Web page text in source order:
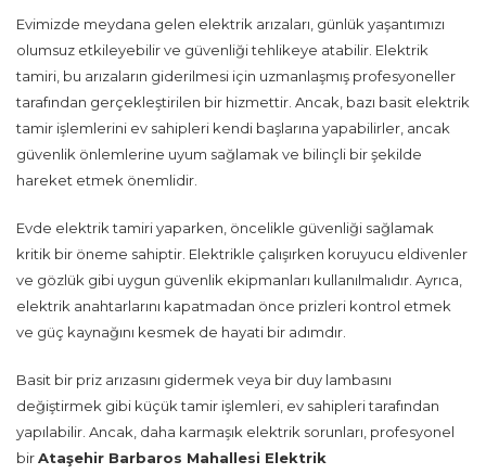
Evimizde meydana gelen elektrik arızaları, günlük yaşantımızı
olumsuz etkileyebilir ve güvenliği tehlikeye atabilir. Elektrik
tamiri, bu arızaların giderilmesi için uzmanlaşmış profesyoneller
tarafından gerçekleştirilen bir hizmettir. Ancak, bazı basit elektrik
tamir işlemlerini ev sahipleri kendi başlarına yapabilirler, ancak
güvenlik önlemlerine uyum sağlamak ve bilinçli bir şekilde
hareket etmek önemlidir.
Evde elektrik tamiri yaparken, öncelikle güvenliği sağlamak
kritik bir öneme sahiptir. Elektrikle çalışırken koruyucu eldivenler
ve gözlük gibi uygun güvenlik ekipmanları kullanılmalıdır. Ayrıca,
elektrik anahtarlarını kapatmadan önce prizleri kontrol etmek
ve güç kaynağını kesmek de hayati bir adımdır.
Basit bir priz arızasını gidermek veya bir duy lambasını
değiştirmek gibi küçük tamir işlemleri, ev sahipleri tarafından
yapılabilir. Ancak, daha karmaşık elektrik sorunları, profesyonel
birAtaşehir Barbaros Mahallesi Elektrik